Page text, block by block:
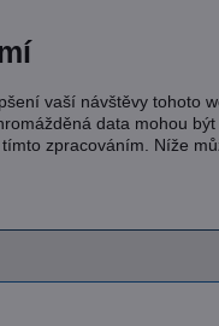
vaší návštěvy tohoto
data mohou
zpracováním. Níže